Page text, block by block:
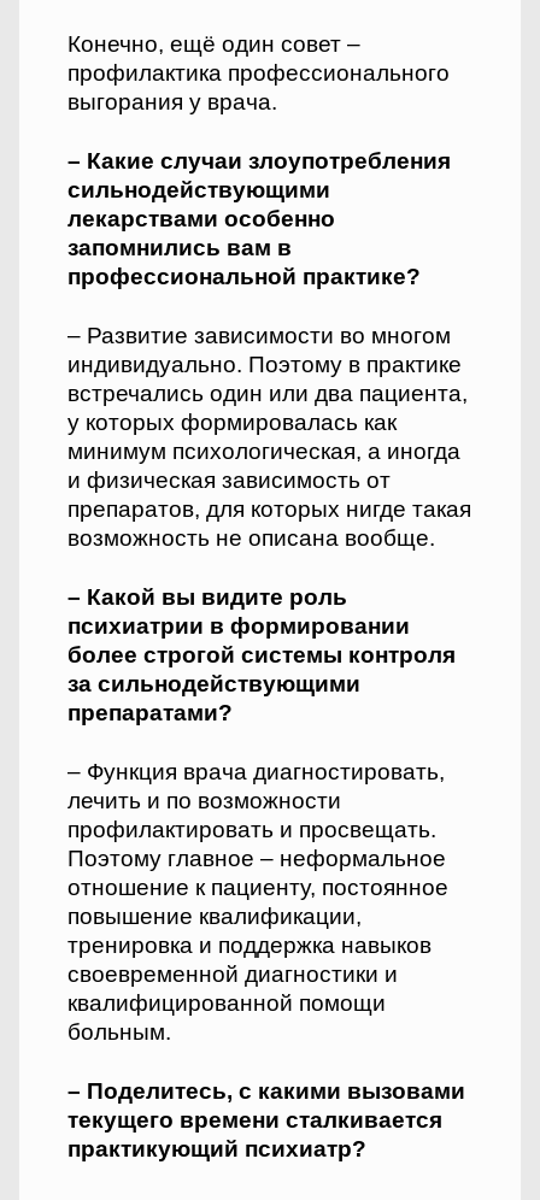
Конечно, ещё один совет –
профилактика профессионального
выгорания у врача.
– Какие случаи злоупотреб­ления
сильнодействующими
лекарствами особенно
запомнились вам в
профессиональной практике?
– Развитие зависимости во многом
индивидуально. Поэтому в практике
встречались один или два пациента,
у которых формировалась как
минимум психологическая, а иногда
и физическая зависимость от
препаратов, для которых нигде такая
возможность не описана вообще.
– Какой вы видите роль
психиатрии в формировании
более строгой системы контроля
за сильнодействующими
препаратами?
– Функция врача диагностировать,
лечить и по возможности
профилактировать и просвещать.
Поэтому главное – неформальное
отношение к пациенту, постоянное
повышение квалификации,
тренировка и поддержка навыков
своевременной диагностики и
квалифицированной помощи
больным.
– Поделитесь, с какими вызовами
текущего времени сталкивается
практикующий психиатр?